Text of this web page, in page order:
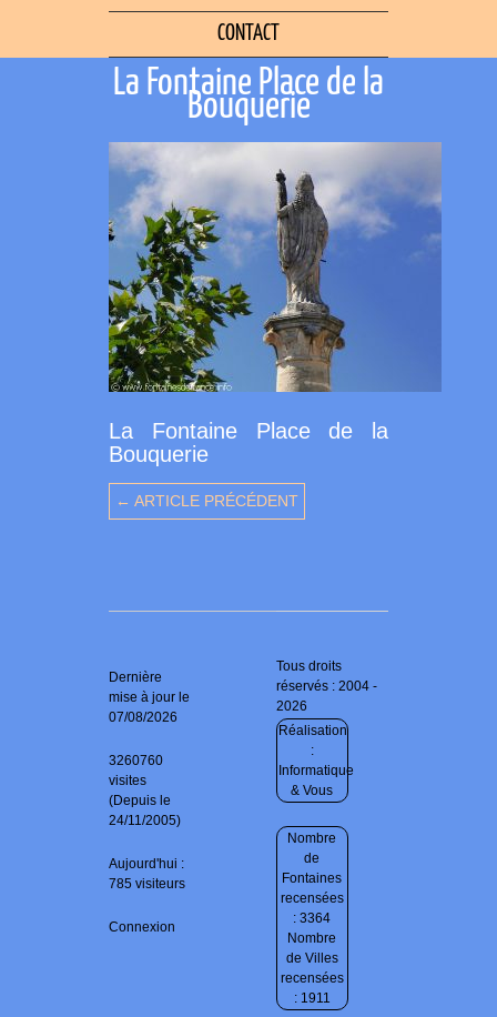
CONTACT
La Fontaine Place de la
Bouquerie
La Fontaine Place de la
Bouquerie
← ARTICLE PRÉCÉDENT
Dernière
mise à jour le
07/08/2026
3260760
visites
(Depuis le
24/11/2005)
Aujourd'hui :
785 visiteurs
Connexion
Tous droits
réservés : 2004 -
2026
Réalisation
:
Informatique
& Vous
Nombre
de
Fontaines
recensées
: 3364
Nombre
de Villes
recensées
: 1911